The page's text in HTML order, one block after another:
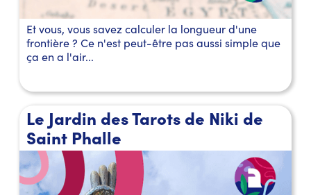
Et vous, vous savez calculer la longueur d'une
frontière ? Ce n'est peut-être pas aussi simple que
ça en a l'air...
Le Jardin des Tarots de Niki de
Saint Phalle